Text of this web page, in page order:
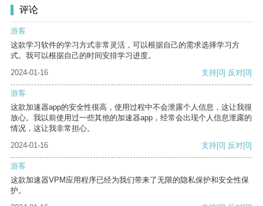
评论
游客
这款学习软件的学习方式非常灵活，可以根据自己的需求选择学习方
式。我可以根据自己的时间安排学习进度。
2024-01-16
支持[0] 反对[0]
游客
这款加速器app的安全性很高，使用过程中不会泄露个人信息，这让我很
放心。我以前使用过一些其他的加速器app，经常会出现个人信息泄露的
情况，这让我非常担心。
2024-01-16
支持[0] 反对[0]
游客
这款加速器VPM应用程序已经为我们带来了无限的隐私保护和安全性保
护。